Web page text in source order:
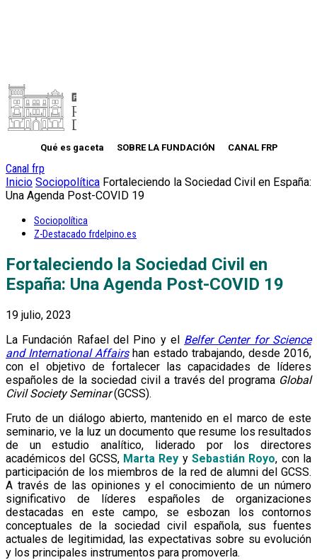
Qué es gaceta SOBRE LA FUNDACIÓN CANAL FRP
Canal frp
Inicio Sociopolítica Fortaleciendo la Sociedad Civil en España:
Una Agenda Post-COVID 19
Sociopolítica
Z-Destacado frdelpino.es
Fortaleciendo la Sociedad Civil en
España: Una Agenda Post-COVID 19
19 julio, 2023
La Fundación Rafael del Pino y el Belfer Center for Science
and International Affairshan estado trabajando, desde 2016,
con el objetivo de fortalecer las capacidades de líderes
españoles de la sociedad civil a través del programa Global
Civil Society Seminar(GCSS).
Fruto de un diálogo abierto, mantenido en el marco de este
seminario, ve la luz un documento que resume los resultados
de un estudio analítico, liderado por los directores
académicos del GCSS, Marta Rey ySebastián Royo, con la
participación de los miembros de la red de alumni del GCSS.
A través de las opiniones y el conocimiento de un número
significativo de líderes españoles de organizaciones
destacadas en este campo, se esbozan los contornos
conceptuales de la sociedad civil española, sus fuentes
actuales de legitimidad, las expectativas sobre su evolución
y los principales instrumentos para promoverla.